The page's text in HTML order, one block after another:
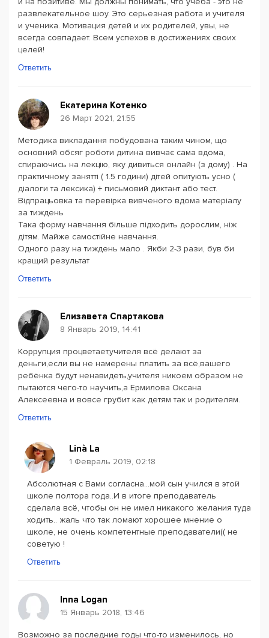
развлекательное шоу. Это серьезная работа и учителя
и ученика. Мотивация детей и их родителей, увы, не
всегда совпадает. Всем успехов в достижениях своих
целей!
Ответить
Екатерина Котенко
26 Март 2021, 21:55
Методика викладання побудована таким чином, що
основний обсяг роботи дитина вивчає сама вдома,
спираючись на лекцію, яку дивиться онлайн (з дому) . На
практичному занятті ( 1.5 години) дітей опитують усно (
діалоги та лексика) + письмовий диктант або тест.
Відпрацьовка та перевірка вивченого вдома матеріалу
за тиждень
Така форму навчання більше підходить дорослим, ніж
дітям. Майже самостійне навчання.
Одного разу на тиждень мало . Якби 2-3 рази, був би
кращий результат
Ответить
Елизавета Спартакова
8 Январь 2019, 14:41
Коррупция процветает,учителя всё делают за
деньги,если вы не намерены платить за всё,вашего
ребёнка будут ненавидеть,учителя никоем образом не
пытаются чего-то научить,а Ермилова Оксана
Алексеевна и вовсе грубит как детям так и родителям.
Ответить
Linà La
1 Февраль 2019, 02:18
Абсолютная с Вами согласна...мой сын учился в этой
школе полтора года..И в итоге преподаватель
сделала всё, чтобы он не имел никакого желания туда
ходить.. жаль что так ломают хорошее мнение о
школе, не очень компетентные преподаватели(( не
советую !
Ответить
Inna Logan
15 Январь 2018, 13:46
Возможно за последние годы что-то изменилось, но